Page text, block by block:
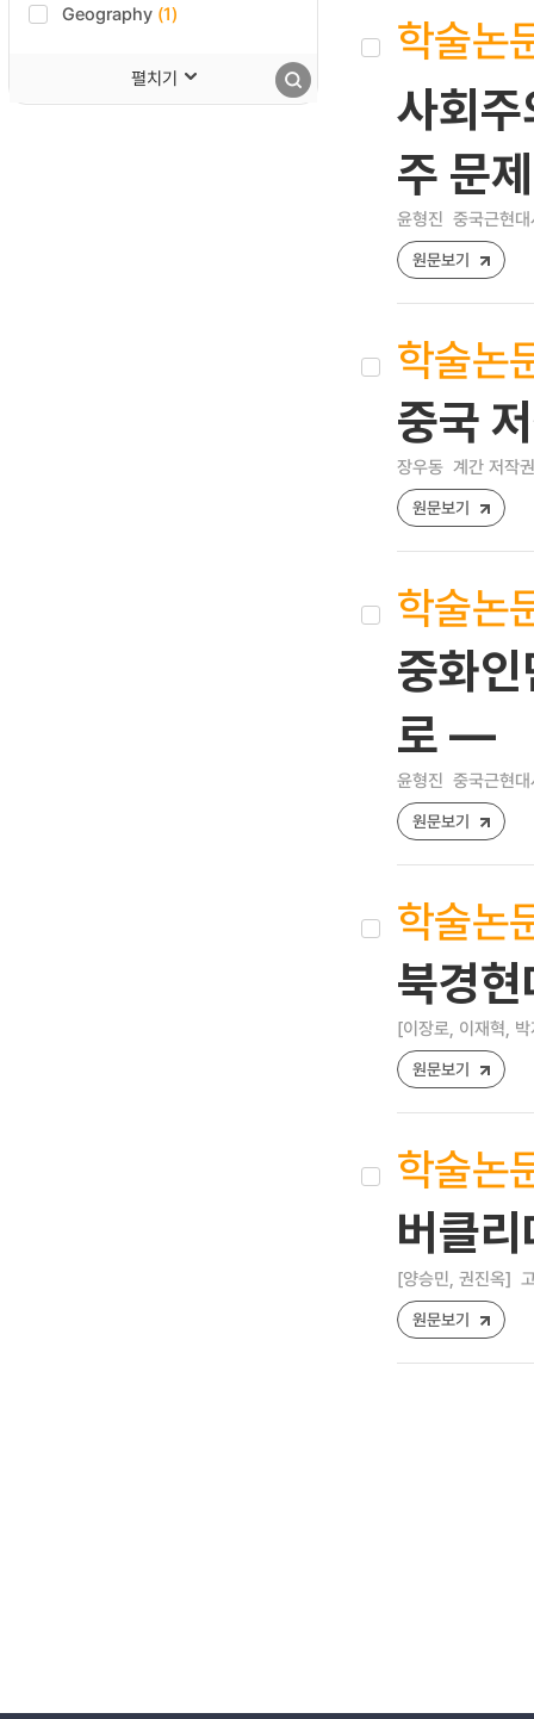
Geography (1)
펼치기
학술논
사회
주 문
윤형진 중국근현
원문보기
학술논
중국
장우동 계간 저
원문보기
학술논
중화
로 —
윤형진 중국근현
원문보기
학술논
북경
[이장로, 이재혁,
원문보기
학술논
버클
[양승민, 권진옥]
원문보기